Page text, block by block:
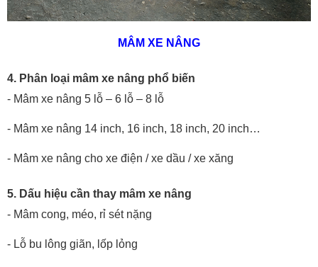
MÂM XE NÂNG
4. Phân loại mâm xe nâng phổ biến
- Mâm xe nâng 5 lỗ – 6 lỗ – 8 lỗ
- Mâm xe nâng 14 inch, 16 inch, 18 inch, 20 inch…
- Mâm xe nâng cho xe điện / xe dầu / xe xăng
5. Dấu hiệu cần thay mâm xe nâng
- Mâm cong, méo, rỉ sét nặng
- Lỗ bu lông giãn, lốp lỏng